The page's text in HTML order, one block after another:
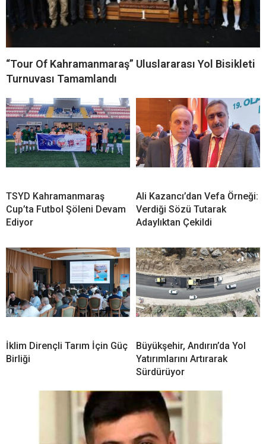
“Tour Of Kahramanmaraş” Uluslararası Yol Bisikleti
Turnuvası Tamamlandı
TSYD Kahramanmaraş
Cup’ta Futbol Şöleni Devam
Ediyor
Ali Kazancı’dan Vefa Örneği:
Verdiği Sözü Tutarak
Adaylıktan Çekildi
İklim Dirençli Tarım İçin Güç
Birliği
Büyükşehir, Andırın’da Yol
Yatırımlarını Artırarak
Sürdürüyor